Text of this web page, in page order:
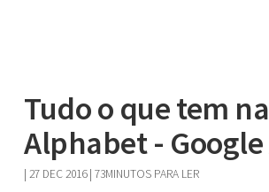
Tudo o que tem na
Alphabet - Google
| 27 DEC 2016 | 73MINUTOS PARA LER